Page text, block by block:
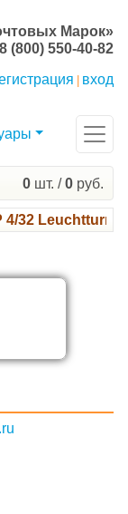
Марок»
8 (800) 550-40-82
вход
0 шт. /0 руб.
32 Leuchtturm